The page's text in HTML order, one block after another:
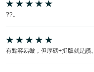
??。
有點容易皺，但厚磅+挺版就是讚。